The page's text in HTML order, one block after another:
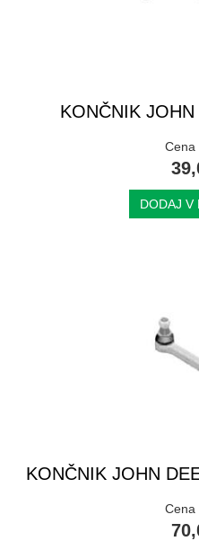
KONČNIK
Cena
DODAJ V
KONČNIK JOHN
Cena